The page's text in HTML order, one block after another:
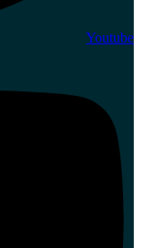
Youtube